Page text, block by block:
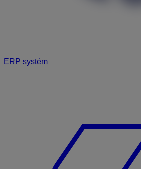
ERP systém